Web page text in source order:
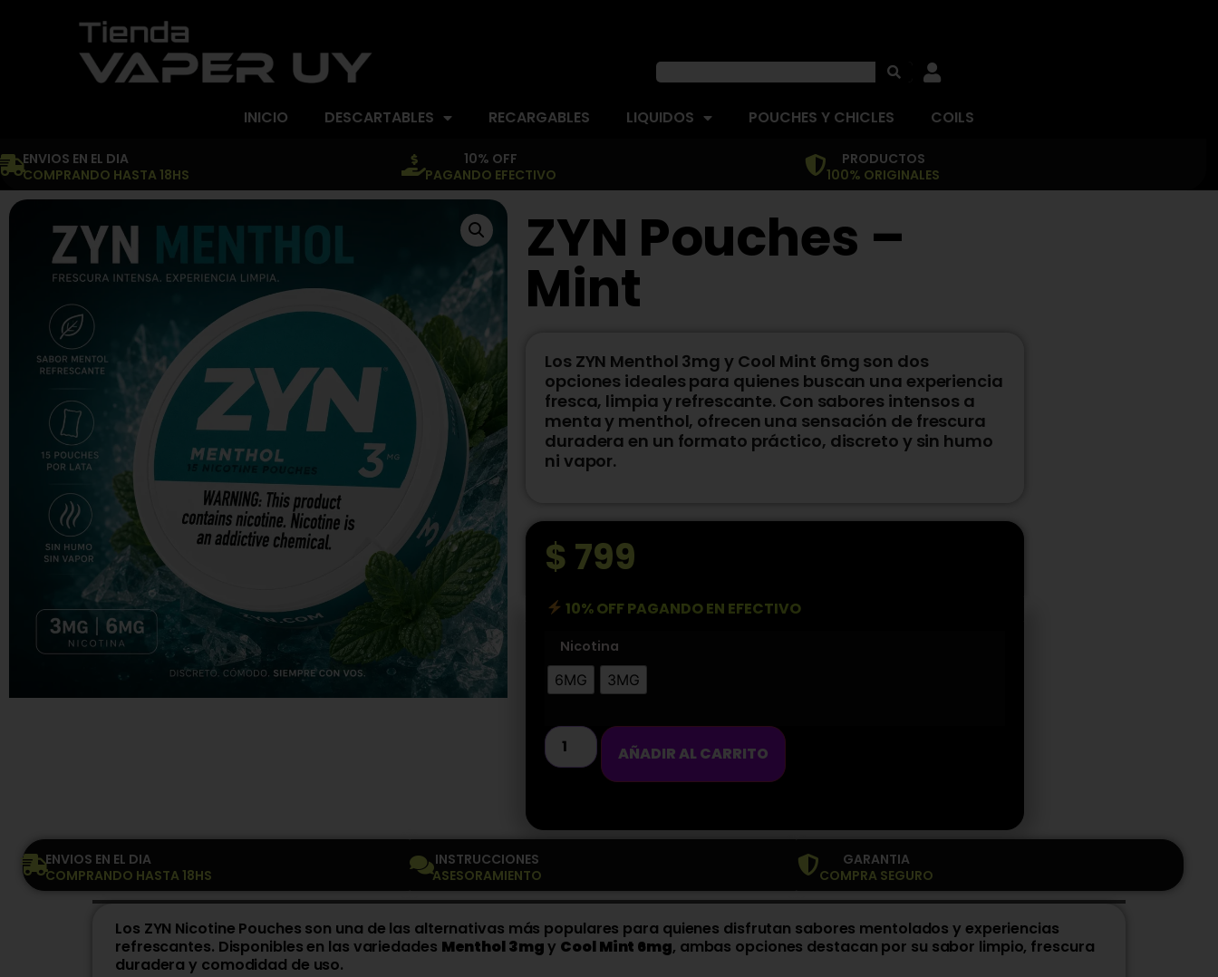
INICIO DESCARTABLES RECARGABLES LIQUIDOS POUCHES Y CHICLES COILS
ENVIOS EN EL DIA
COMPRANDO HASTA 18HS
10% OFF
PAGANDO EFECTIVO
PRODUCTOS
100% ORIGINALES
ZYN Pouches –
Mint
Los ZYN Menthol 3mg y Cool Mint 6mg son dos
opciones ideales para quienes buscan una experiencia
fresca, limpia y refrescante. Con sabores intensos a
menta y menthol, ofrecen una sensación de frescura
duradera en un formato práctico, discreto y sin humo
ni vapor.
$ 799
10% OFF PAGANDO EN EFECTIVO
Nicotina
6MG
3MG
AÑADIR AL CARRITO
ENVIOS EN EL DIA
COMPRANDO HASTA 18HS
INSTRUCCIONES
ASESORAMIENTO
GARANTIA
COMPRA SEGURO
Los ZYN Nicotine Pouches son una de las alternativas más populares para quienes disfrutan sabores mentolados y experiencias
refrescantes. Disponibles en las variedades Menthol 3mgy Cool Mint 6mg, ambas opciones destacan por su sabor limpio, frescura
duradera y comodidad de uso.